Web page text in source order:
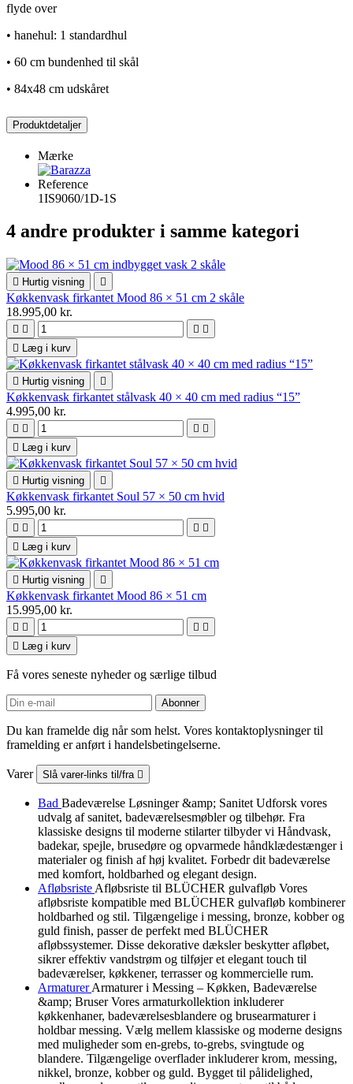
flyde over
• hanehul: 1 standardhul
• 60 cm bundenhed til skål
• 84x48 cm udskåret
Produktdetaljer
Mærke
Reference
1IS9060/1D-1S
4 andre produkter i samme kategori
 Hurtig visning 
Køkkenvask firkantet Mood 86 × 51 cm 2 skåle
18.995,00 kr.
   
 Læg i kurv
 Hurtig visning 
Køkkenvask firkantet stålvask 40 × 40 cm med radius “15”
4.995,00 kr.
   
 Læg i kurv
 Hurtig visning 
Køkkenvask firkantet Soul 57 × 50 cm hvid
5.995,00 kr.
   
 Læg i kurv
 Hurtig visning 
Køkkenvask firkantet Mood 86 × 51 cm
15.995,00 kr.
   
 Læg i kurv
Få vores seneste nyheder og særlige tilbud
Du kan framelde dig når som helst. Vores kontaktoplysninger til
framelding er anført i handelsbetingelserne.
Varer Slå varer-links til/fra 
Bad Badeværelse Løsninger &amp; Sanitet Udforsk vores
udvalg af sanitet, badeværelsesmøbler og tilbehør. Fra
klassiske designs til moderne stilarter tilbyder vi Håndvask,
badekar, spejle, brusedøre og opvarmede håndklædestænger i
materialer og finish af høj kvalitet. Forbedr dit badeværelse
med komfort, holdbarhed og elegant design.
Afløbsriste Afløbsriste til BLÜCHER gulvafløb Vores
afløbsriste kompatible med BLÜCHER gulvafløb kombinerer
holdbarhed og stil. Tilgængelige i messing, bronze, kobber og
guld finish, passer de perfekt med BLÜCHER
afløbssystemer. Disse dekorative dæksler beskytter afløbet,
sikrer effektiv vandstrøm og tilføjer et elegant touch til
badeværelser, køkkener, terrasser og kommercielle rum.
ArmaturerArmaturer i Messing – Køkken, Badeværelse
&amp; Bruser Vores armaturkollektion inkluderer
køkkenhaner, badeværelsesblandere og brusearmaturer i
holdbar messing. Vælg mellem klassiske og moderne designs
med muligheder som en-grebs, to-grebs, svingtude og
blandere. Tilgængelige overflader inkluderer krom, messing,
nikkel, bronze, kobber og guld. Bygget til pålidelighed,